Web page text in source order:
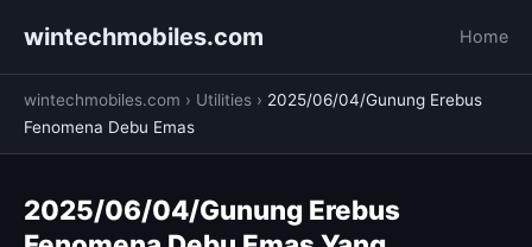
wintechmobiles.com Home
wintechmobiles.com › Utilities › 2025/06/04/Gunung Erebus
Fenomena Debu Emas
2025/06/04/Gunung Erebus